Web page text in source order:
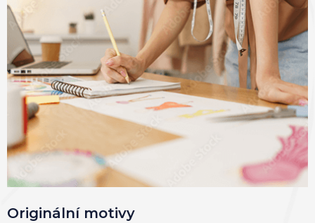
Originální motivy